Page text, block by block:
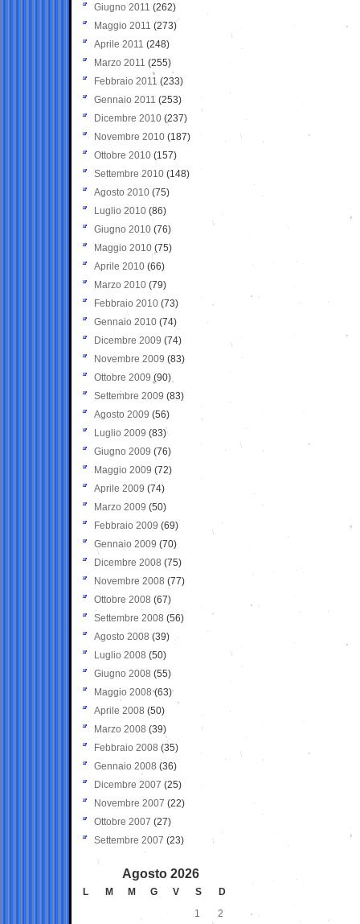
Giugno 2011 (262)
Maggio 2011 (273)
Aprile 2011 (248)
Marzo 2011 (255)
Febbraio 2011 (233)
Gennaio 2011 (253)
Dicembre 2010 (237)
Novembre 2010 (187)
Ottobre 2010 (157)
Settembre 2010 (148)
Agosto 2010 (75)
Luglio 2010 (86)
Giugno 2010 (76)
Maggio 2010 (75)
Aprile 2010 (66)
Marzo 2010 (79)
Febbraio 2010 (73)
Gennaio 2010 (74)
Dicembre 2009 (74)
Novembre 2009 (83)
Ottobre 2009 (90)
Settembre 2009 (83)
Agosto 2009 (56)
Luglio 2009 (83)
Giugno 2009 (76)
Maggio 2009 (72)
Aprile 2009 (74)
Marzo 2009 (50)
Febbraio 2009 (69)
Gennaio 2009 (70)
Dicembre 2008 (75)
Novembre 2008 (77)
Ottobre 2008 (67)
Settembre 2008 (56)
Agosto 2008 (39)
Luglio 2008 (50)
Giugno 2008 (55)
Maggio 2008(63)
Aprile 2008 (50)
Marzo 2008 (39)
Febbraio 2008 (35)
Gennaio 2008 (36)
Dicembre 2007 (25)
Novembre 2007 (22)
Ottobre 2007 (27)
Settembre 2007 (23)
Agosto 2026
L M M G V S
D
1
2